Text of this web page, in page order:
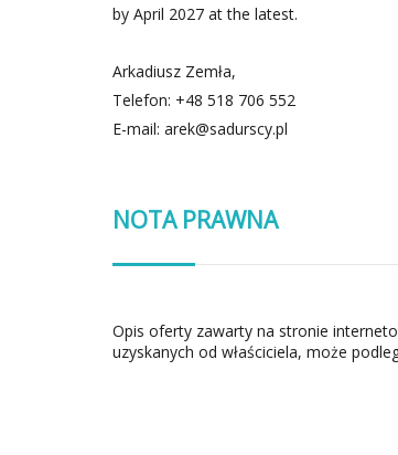
by April 2027 at the latest.
Arkadiusz Zemła,
Telefon: +48 518 706 552
E-mail: arek@sadurscy.pl
NOTA PRAWNA
Opis oferty zawarty na stronie
uzyskanych od właściciela, może